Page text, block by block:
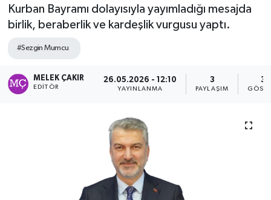
Kurban Bayramı dolayısıyla yayımladığı mesajda
birlik, beraberlik ve kardeşlik vurgusu yaptı.
#Sezgin Mumcu
MELEK ÇAKIR
EDITÖR
26.05.2026 - 12:10
YAYINLANMA
3
PAYLAŞIM
34
Son Dakika Haberleri
Haber Arşivi